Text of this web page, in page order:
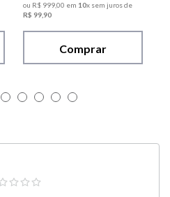
ou R$ 99900 em 10x sem juros de
R$ 99 90
Comprar